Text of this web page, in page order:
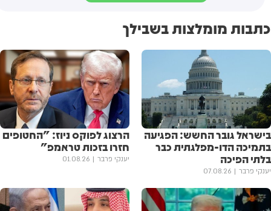
כתבות מומלצות בשבילך
בישראל גובר החשש: הפגיעה
בתמיכה הדו-מפלגתית כבר
בלתי הפיכה
יענקי פרבר 07.08.26
הרצוג לפוקס ניוז: "החטופים
חזרו בזכות טראמפ"
יענקי פרבר 01.08.26